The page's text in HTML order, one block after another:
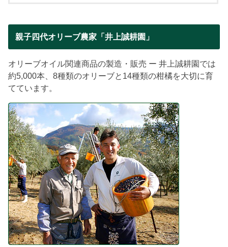
親子四代オリーブ農家「井上誠耕園」
オリーブオイル関連商品の製造・販売 ー 井上誠耕園では
約5,000本、8種類のオリーブと14種類の柑橘を大切に育
てています。